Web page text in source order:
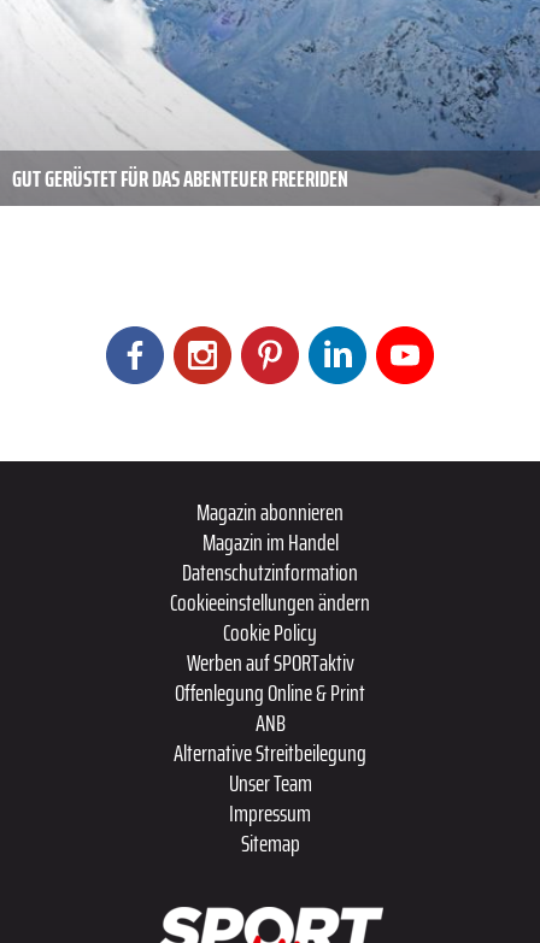
GUT GERÜSTET FÜR DAS ABENTEUER FREERIDEN
Magazin abonnieren
Magazin im Handel
Datenschutzinformation
Cookieeinstellungen ändern
Cookie Policy
Werben auf SPORTaktiv
Offenlegung Online & Print
ANB
Alternative Streitbeilegung
Unser Team
Impressum
Sitemap